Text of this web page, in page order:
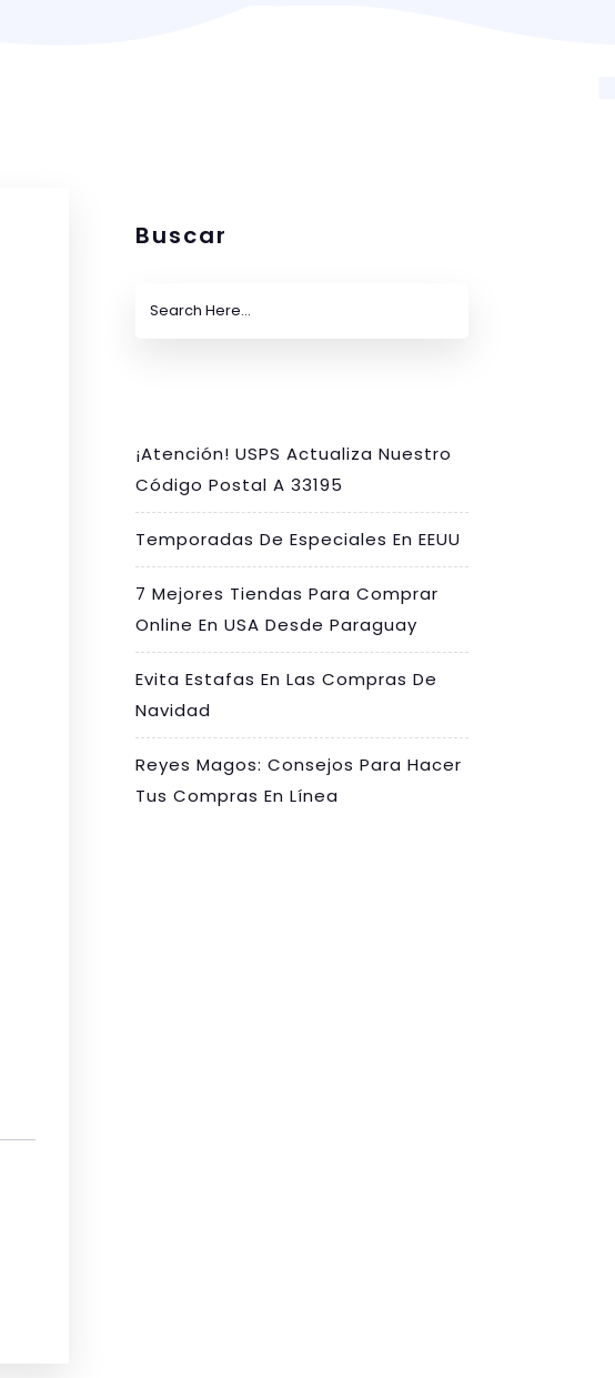
Buscar
¡Atención! USPS Actualiza Nuestro
Código Postal A 33195
Temporadas De Especiales En EEUU
7 Mejores Tiendas Para Comprar
Online En USA Desde Paraguay
Evita Estafas En Las Compras De
Navidad
Reyes Magos: Consejos Para Hacer
Tus Compras En Línea